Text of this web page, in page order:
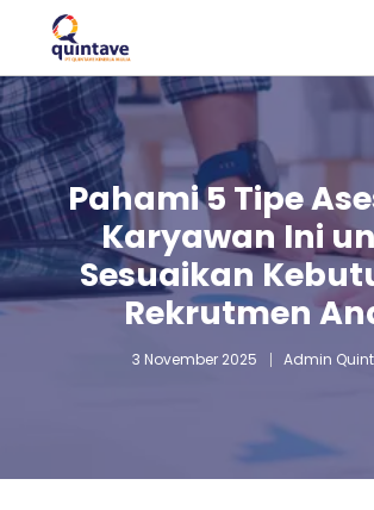
Pahami 5 Tipe
Karyawan Ini
Sesuaikan
Rekrutmen
3 November 2025 Admin